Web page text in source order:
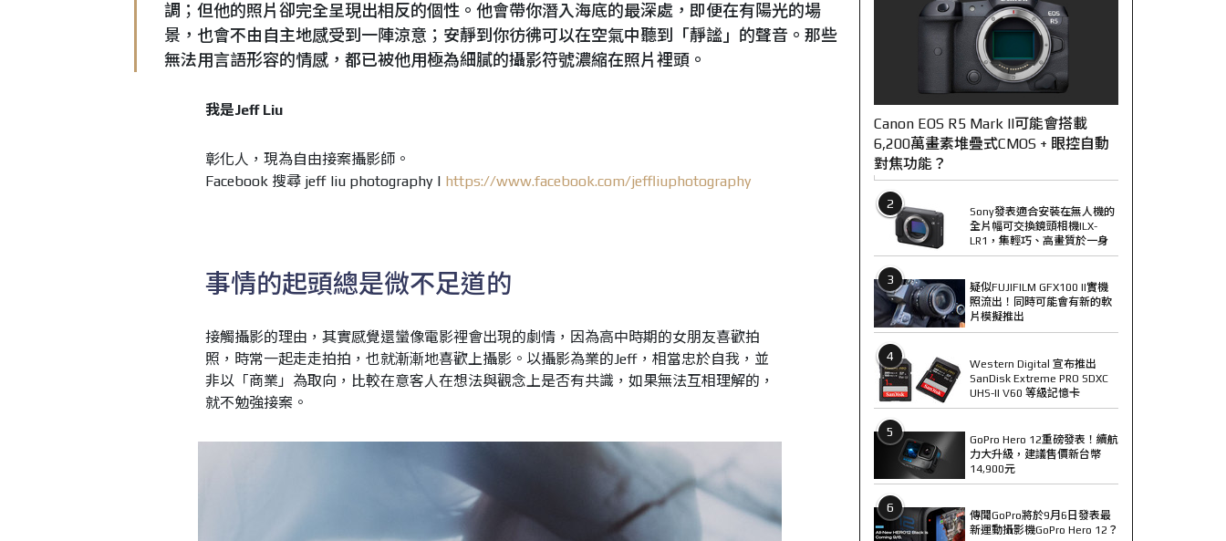
調；但他的照片卻完全呈現出相反的個性。他會帶你潛入海底的最深處，即便在有陽光的場
景，也會不由自主地感受到一陣涼意；安靜到你彷彿可以在空氣中聽到「靜謐」的聲音。那些
無法用言語形容的情感，都已被他用極為細膩的攝影符號濃縮在照片裡頭。
我是Jeff Liu
彰化人，現為自由接案攝影師。
Facebook 搜尋 jeff liu photography | https://www.facebook.com/jeffliuphotography
事情的起頭總是微不足道的
接觸攝影的理由，其實感覺還蠻像電影裡會出現的劇情，因為高中時期的女朋友喜歡拍
照，時常一起走走拍拍，也就漸漸地喜歡上攝影。以攝影為業的Jeff，相當忠於自我，並
非以「商業」為取向，比較在意客人在想法與觀念上是否有共識，如果無法互相理解的，
就不勉強接案。
Canon EOS R5 Mark II可能會搭載
6,200萬畫素堆疊式CMOS + 眼控自動
對焦功能？
2
Sony發表適合安裝在無人機的
全片幅可交換鏡頭相機ILX-
LR1，集輕巧、高畫質於一身
3
疑似FUJIFILM GFX100 II實機
照流出！同時可能會有新的軟
片模擬推出
4
Western Digital 宣布推出
SanDisk Extreme PRO SDXC
UHS-II V60 等級記憶卡
5
GoPro Hero 12重磅發表！續航
力大升級，建議售價新台幣
14,900元
6
傳聞GoPro將於9月6日發表最
新運動攝影機GoPro Hero 12？